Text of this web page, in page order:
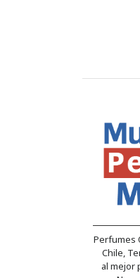
Perfumes
Chile,
al mejor